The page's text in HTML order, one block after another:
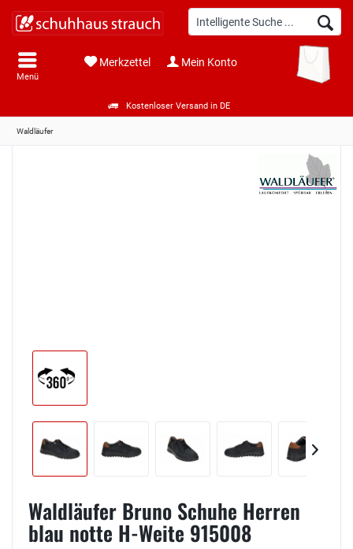
Kostenloser Versand in DE
Menü
Merkzettel Mein Konto
Waldläufer
Waldläufer Bruno Schuhe Herren
blau notte H-Weite 915008